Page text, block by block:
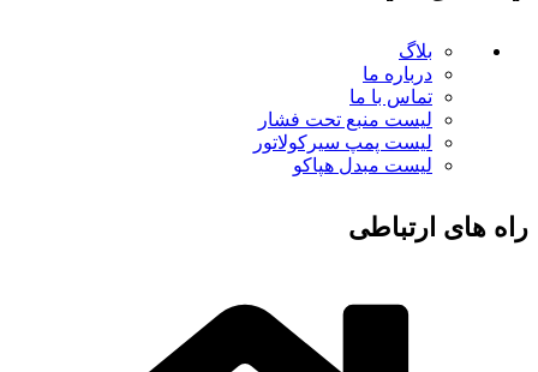
بلاگ
درباره ما
تماس با ما
لیست منبع تحت فشار
لیست پمپ سیرکولاتور
لیست مبدل هپاکو
راه های ارتباطی